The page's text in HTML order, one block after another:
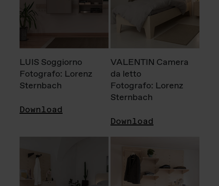
LUIS Soggiorno
Fotografo: Lorenz
Sternbach
Download
VALENTIN Camera
da letto
Fotografo: Lorenz
Sternbach
Download